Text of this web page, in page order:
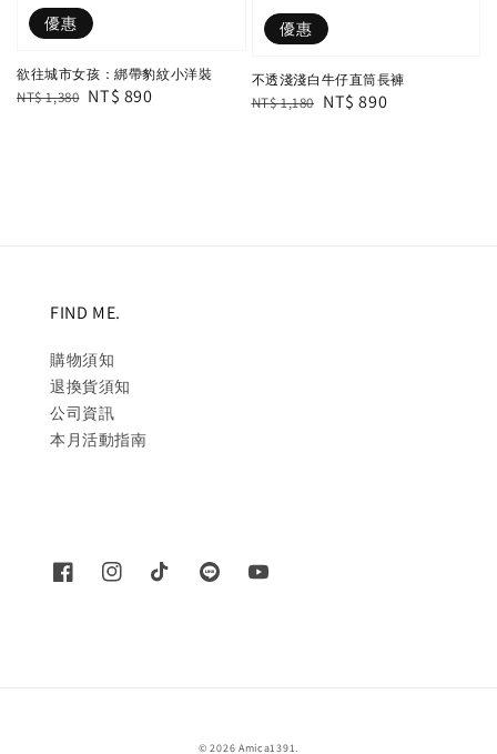
優惠
欲往城市女孩：綁帶豹紋小洋裝
Regular
NT$ 1,380 Sale
NT$ 890
優惠
不透淺淺白牛仔直筒長褲
Regular
NT$ 1,180 Sale
NT$ 890
FIND ME.
購物須知
退換貨須知
公司資訊
本月活動指南
© 2026 Amica1391.